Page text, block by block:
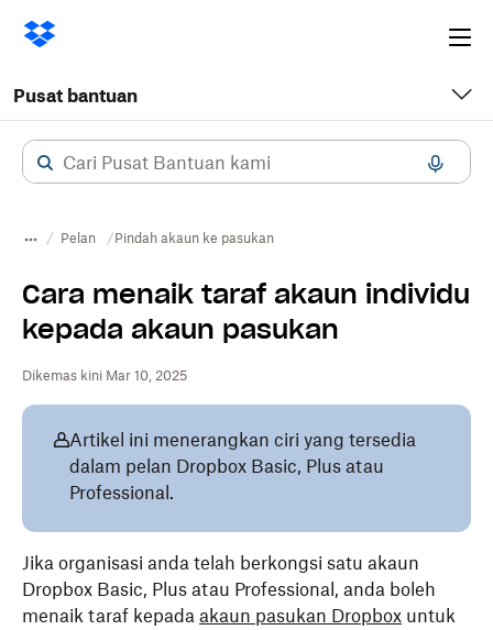
Pusat bantuan
Pelan ​​Pindah akaun ke pasukan
Cara menaik taraf akaun individu
kepada akaun pasukan
Dikemas kini Mar 10, 2025
Artikel ini menerangkan ciri yang tersedia
dalam pelan Dropbox Basic, Plus atau
Professional.
Jika organisasi anda telah berkongsi satu akaun
Dropbox Basic, Plus atau Professional, anda boleh
menaik taraf kepada akaun pasukan Dropbox untuk